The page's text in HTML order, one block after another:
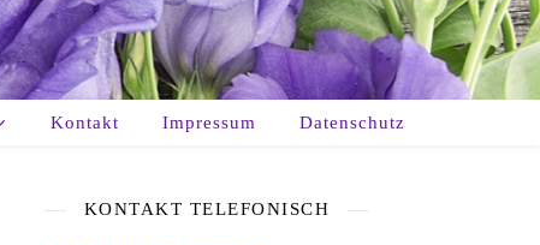
Kontakt Impressum Datenschutz
KONTAKT TELEFONISCH